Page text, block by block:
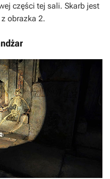
części tej sali. Skarb jest
obrazka 2.